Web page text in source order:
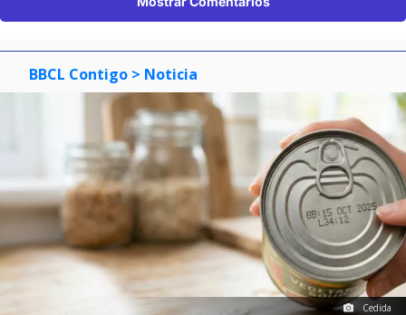
BBCL Contigo > Noticia
Cedida